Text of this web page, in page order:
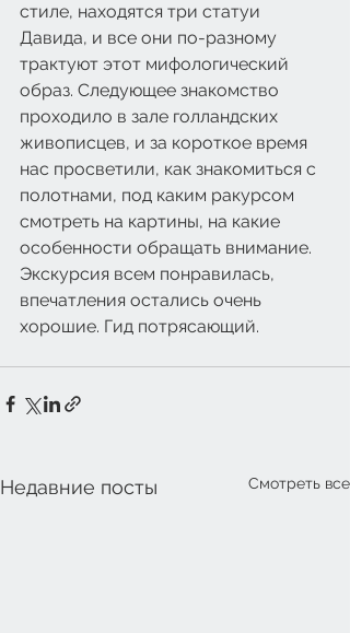
стиле, находятся три статуи
Давида, и все они по-разному
трактуют этот мифологический
образ. Следующее знакомство
проходило в зале голландских
живописцев, и за короткое время
нас просветили, как знакомиться с
полотнами, под каким ракурсом
смотреть на картины, на какие
особенности обращать внимание.
Экскурсия всем понравилась,
впечатления остались очень
хорошие. Гид потрясающий.
Недавние посты Смотреть все